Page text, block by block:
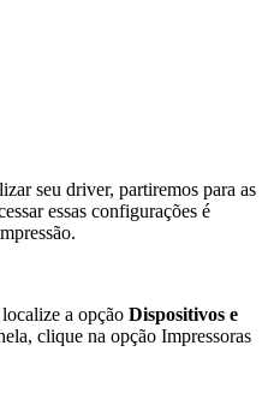
seu driver, partiremos para as
essas configurações é
a opção Dispositivos e
clique na opção Impressoras